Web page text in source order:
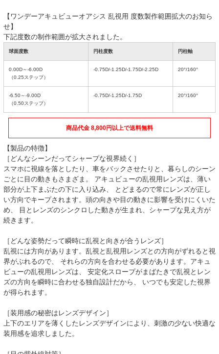
【ワンデーアキュビューオアシス 乱視用 度数製作範囲拡大のお知ら
せ】
下記度数の制作範囲が拡大されました。
球面度数 円柱度数 円柱軸
0.00D～-6.00D
（0.25ステップ）
-0.75D/-1.25D/-1.75D/-2.25D 20°/160°
-6.50～-9.00D
（0.50ステップ）
-0.75D/-1.25D/-1.75D 20°/160°
商品代金 8,800円以上で送料無料
【製品の特徴】
［どんなシーンだってシャープな視界続く］
スマホに視線を落としたり、車をバックさせたりと、暮らしのシーン
ごとに目の動きもさまざま。 アキュビューの乱視用レンズは、薄い
部分が上下まぶたの下に入り込み、 とどまるので常にレンズが正し
い方向でキープされます。頭の向きや目の動きに影響を受けにくいた
め、 目とレンズのシンクロした動きが生まれ、シャープな見え方が
続きます。
［どんな姿勢だって瞬時に乱視と向きが合うレンズ］
乱視には方向があります。乱視と乱視用レンズとの方向がずれると視
界がぶれるので、 それらの方向を合わせる必要があります。アキュ
ビューの乱視用レンズは、 安定化スロープがまばたきで乱視とレン
ズの方向を瞬時に合わせる独自設計だから、 いつでも安定した視界
が得られます。
［装用感の秘密はレンズデザイン］
上下のエリアを薄くしたレンズデザインにより、刺激の少ない快適な
装用感を追求しました。